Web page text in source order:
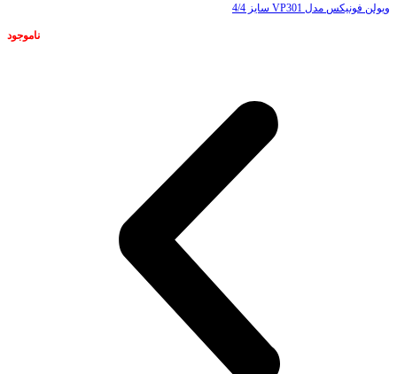
ویولن فونیکس مدل VP301 سایز 4/4
ناموجود